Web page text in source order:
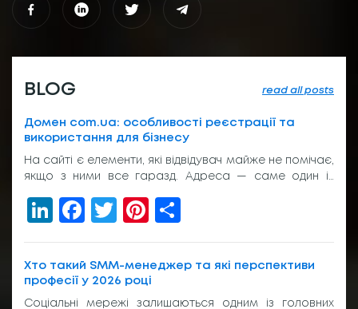
BLOG read all posts
Домен com.ua: особливості реєстрації та
використання для бізнесу
На сайті є елементи, які відвідувач майже не помічає,
якщо з ними все гаразд. Адреса — саме один із
рекламі, у листуванні з клієнтом, на вивісці біля входу
або в підписі менеджера. І якщо вона виглядає
звично, людина просто переходить далі. Без зайвих
LinkedIn
Facebook
TwitterPinterest
Хто такий SMM-менеджер та які перспективи
професії у 2026 році
Соціальні мережі залишаються одним із головних